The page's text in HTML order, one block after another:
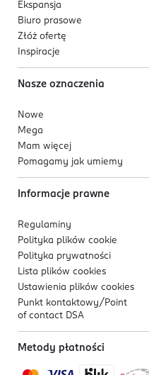
Ekspansja
Biuro prasowe
Złóż ofertę
Inspiracje
Nasze oznaczenia
Nowe
Mega
Mam więcej
Pomagamy jak umiemy
Informacje prawne
Regulaminy
Polityka plików cookie
Polityka prywatności
Lista plików cookies
Ustawienia plików cookies
Punkt kontaktowy/ Point
of contact DSA
Metody płatności